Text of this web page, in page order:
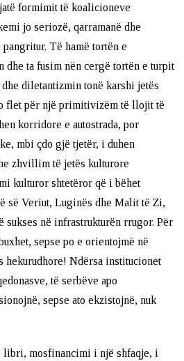
formimit të koalicioneve
jo seriozë, qarramanë dhe
Të hamë tortën e
dhe ta fusim nën cergë tortën e turpit
diletantizmin tonë karshi jetës
flet për një primitivizëm të llojit të
korridore e autostrada, por
mbi çdo gjë tjetër, i duhen
zhvillim të jetës kulturore
kulturor shtetëror që i bëhet
së Veriut, Luginës dhe Malit të Zi,
sukses në infrastrukturën rrugor. Për
sepse po e orientojmë në
hekurudhore! Ndërsa institucionet
të serbëve apo
sepse ato ekzistojnë, nuk
libri, mosfinancimi i një shfaqje, i